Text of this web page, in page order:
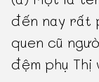
đến nay rất
quen cũ
đệm phụ Thị